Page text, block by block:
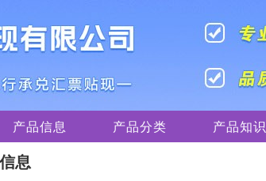
产品信息 产品分类 产品知识
息